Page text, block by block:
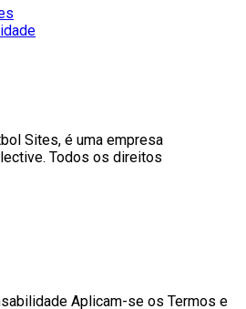
Sites, é uma empresa
Todos os direitos
Aplicam-se os Termos e